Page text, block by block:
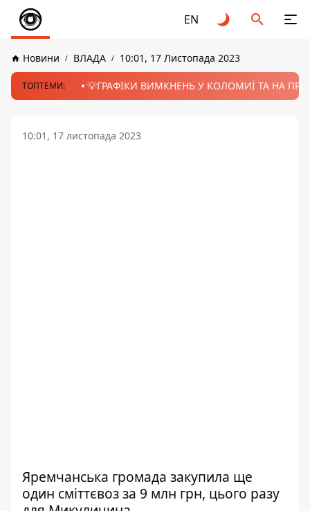
EN
Новини ВЛАДА 10:01, 17 Листопада 2023
ТОПТЕМИ: 💡ГРАФІКИ ВИМКНЕНЬ У КОЛОМИЇ ТА НА
10:01, 17 листопада 2023
Яремчанська громада закупила ще
один сміттєвоз за 9 млн грн, цього разу